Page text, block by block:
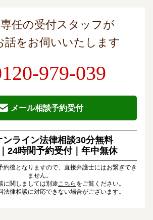
任の受付スタッフが
話をお伺いいたします
979-039
メール相談予約受付
ンライン法律相談30分無料
24時間予約受付｜ 年中無休
後となりますので、直接弁護士にはお繋ぎでき
ません。
に関しましては別途 こちら をご覧ください。
律相談に対応できない場合がございます。